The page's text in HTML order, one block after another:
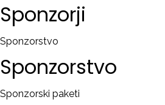
Sponzorji
Sponzorstvo
Sponzorstvo
Sponzorski paketi